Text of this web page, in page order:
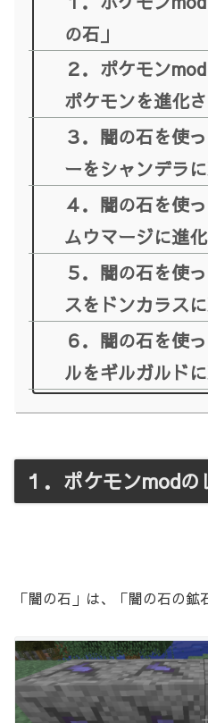
の石」
２．ポケモン
ポケモンを進化
３．闇の石を使
ーをシャンデラ
４．闇の石を使
ムウマージに進
５．闇の石を使
スをドンカラス
６．闇の石を使
ルをギルガルド
１．ポケモンmodの
「闇の石」は、「闇の石の鉱